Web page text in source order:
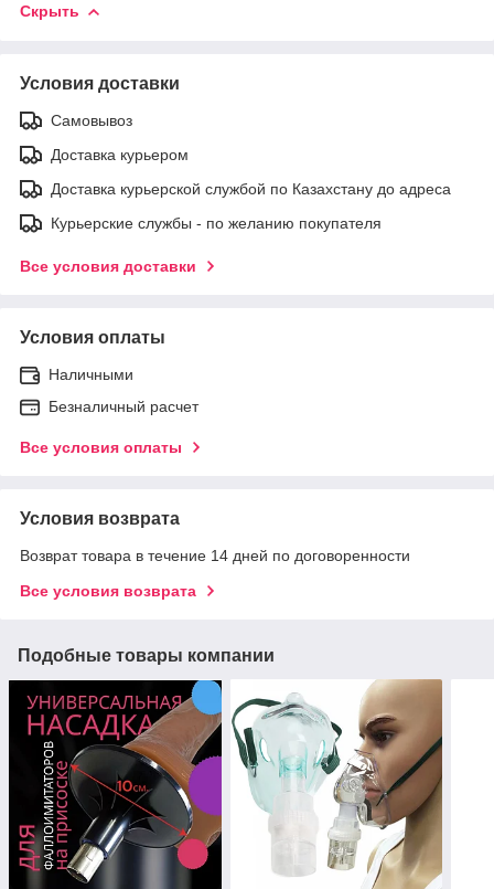
Скрыть
Условия доставки
Самовывоз
Доставка курьером
Доставка курьерской службой по Казахстану до адреса
Курьерские службы - по желанию покупателя
Все условия доставки
Условия оплаты
Наличными
Безналичный расчет
Все условия оплаты
Условия возврата
Возврат товара в течение 14 дней по договоренности
Все условия возврата
Подобные товары компании